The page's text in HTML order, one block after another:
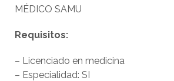
MÉDICO SAMU
Requisitos:
– Licenciado en medicina
– Especialidad: SI